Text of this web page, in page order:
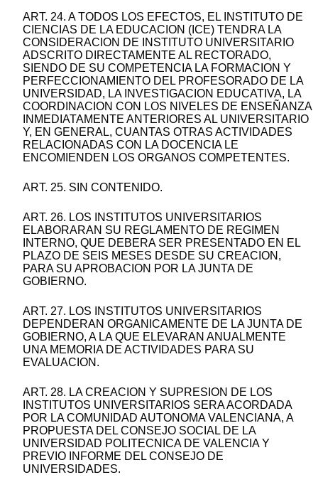
ART. 24. A TODOS LOS EFECTOS, EL INSTITUTO DE
CIENCIAS DE LA EDUCACION (ICE) TENDRA LA
CONSIDERACION DE INSTITUTO UNIVERSITARIO
ADSCRITO DIRECTAMENTE AL RECTORADO,
SIENDO DE SU COMPETENCIA LA FORMACION Y
PERFECCIONAMIENTO DEL PROFESORADO DE LA
UNIVERSIDAD, LA INVESTIGACION EDUCATIVA, LA
COORDINACION CON LOS NIVELES DE ENSEÑANZA
INMEDIATAMENTE ANTERIORES AL UNIVERSITARIO
Y, EN GENERAL, CUANTAS OTRAS ACTIVIDADES
RELACIONADAS CON LA DOCENCIA LE
ENCOMIENDEN LOS ORGANOS COMPETENTES.
ART. 25. SIN CONTENIDO.
ART. 26. LOS INSTITUTOS UNIVERSITARIOS
ELABORARAN SU REGLAMENTO DE REGIMEN
INTERNO, QUE DEBERA SER PRESENTADO EN EL
PLAZO DE SEIS MESES DESDE SU CREACION,
PARA SU APROBACION POR LA JUNTA DE
GOBIERNO.
ART. 27. LOS INSTITUTOS UNIVERSITARIOS
DEPENDERAN ORGANICAMENTE DE LA JUNTA DE
GOBIERNO, A LA QUE ELEVARAN ANUALMENTE
UNA MEMORIA DE ACTIVIDADES PARA SU
EVALUACION.
ART. 28. LA CREACION Y SUPRESION DE LOS
INSTITUTOS UNIVERSITARIOS SERA ACORDADA
POR LA COMUNIDAD AUTONOMA VALENCIANA, A
PROPUESTA DEL CONSEJO SOCIAL DE LA
UNIVERSIDAD POLITECNICA DE VALENCIA Y
PREVIO INFORME DEL CONSEJO DE
UNIVERSIDADES.